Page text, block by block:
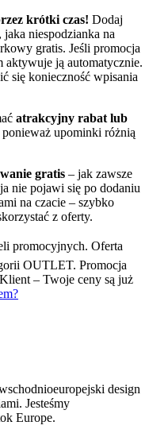
krótki czas! Dodaj
niespodzianka na
gratis. Jeśli promocja
aktywuje ją automatycznie.
się konieczność wpisania
atrakcyjny rabat lub
upominki różnią
gratis – jak zawsze
nie pojawi się po dodaniu
na czacie – szybko
z oferty.
promocyjnych. Oferta
OUTLET. Promocja
– Twoje ceny są już
design
Jesteśmy
Europe.